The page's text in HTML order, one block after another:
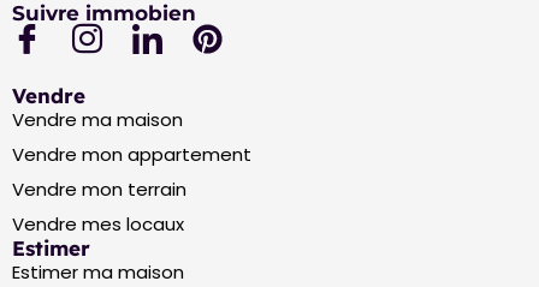
Suivre immobien
Vendre
Vendre ma maison
Vendre mon appartement
Vendre mon terrain
Vendre mes locaux
Estimer
Estimer ma maison